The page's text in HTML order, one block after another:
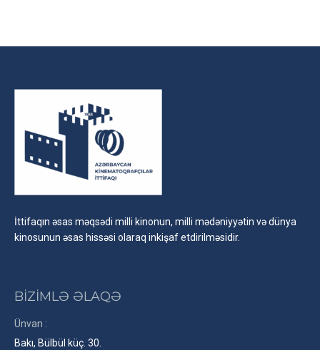
İttifaqın əsas məqsədi milli kinonun, milli mədəniyyətin və dünya
kinosunun əsas hissəsi olaraq inkişaf etdirilməsidir.
BİZİMLƏ ƏLAQƏ
Ünvan :
Bakı, Bülbül küç. 30.